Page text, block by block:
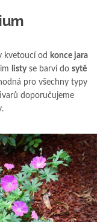
kvetoucí od konce jara
listyse barví do sytě
pro všechny typy
doporučujeme